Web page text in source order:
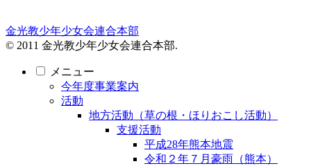
金光教少年少女会連合本部
© 2011 金光教少年少女会連合本部.
メニュー
今年度事業案内
活動
地方活動（草の根・ほりおこし活動）
支援活動
平成28年熊本地震
令和２年７月豪雨（熊本）